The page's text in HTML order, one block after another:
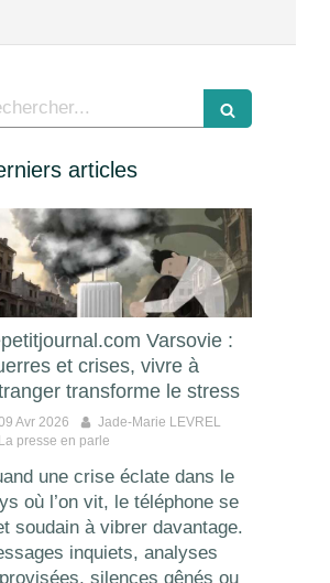
articles
Varsovie :
et crises, vivre à
transforme le stress
Avr 2026
Jade-Marie LEVREL
La presse en parle
une crise éclate dans le
où l’on vit, le téléphone se
soudain à vibrer davantage.
inquiets, analyses
silences gênés ou